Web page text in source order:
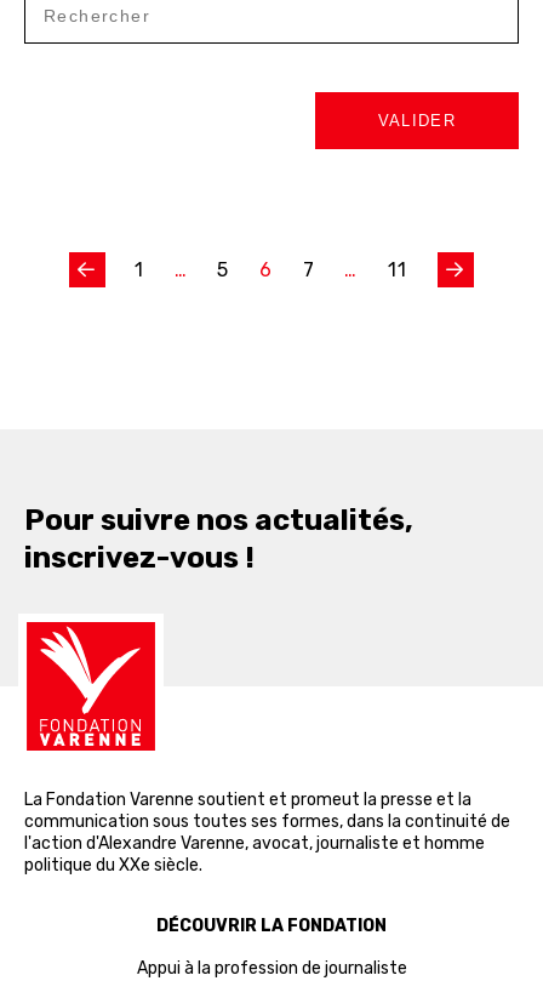
1 … 5 6 7 … 11
Pour suivre nos actualités,
inscrivez-vous !
La Fondation Varenne soutient et promeut la presse et la
communication sous toutes ses formes, dans la continuité de
l'action d'Alexandre Varenne, avocat, journaliste et homme
politique du XXe siècle.
DÉCOUVRIR LA FONDATION
Appui à la profession de journaliste